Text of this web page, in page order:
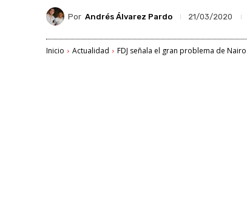
Por Andrés Álvarez Pardo 21/03/2020
Inicio Actualidad FDJ señala el gran problema de